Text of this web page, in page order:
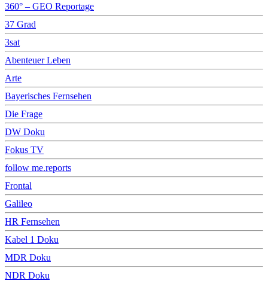
360° – GEO Reportage
37 Grad
3sat
Abenteuer Leben
Arte
Bayerisches Fernsehen
Die Frage
DW Doku
Fokus TV
follow me.reports
Frontal
Galileo
HR Fernsehen
Kabel 1 Doku
MDR Doku
NDR Doku